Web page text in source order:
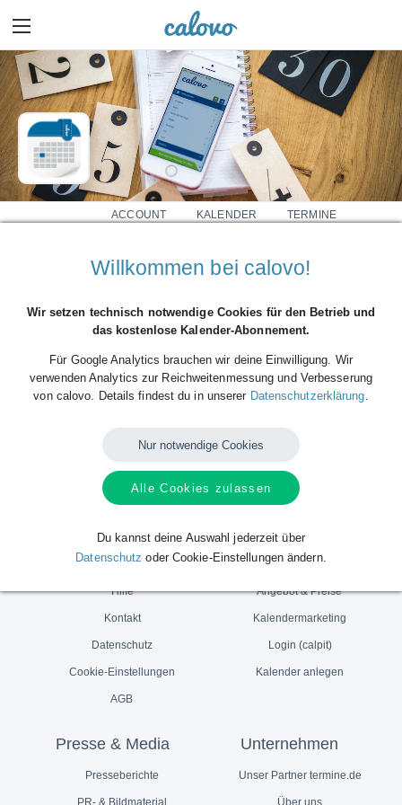
ACCOUNT KALENDER TERMINE
S. Rosenthal
Mehr Details einblenden
Tweet
Weiterleiten
Service
Hilfe
Kontakt
Datenschutz
Cookie-Einstellungen
AGB
Für Anbieter
Angebot & Preise
Kalendermarketing
Login (calpit)
Kalender anlegen
Presse & Media
Presseberichte
PR- & Bildmaterial
Unternehmen
Unser Partner termine.de
Über uns
Willkommen bei calovo!
Wir setzen technisch notwendige Cookies für den Betrieb und
das kostenlose Kalender-Abonnement.
Für Google Analytics brauchen wir deine Einwilligung. Wir
verwenden Analytics zur Reichweitenmessung und Verbesserung
von calovo. Details findest du in unserer Datenschutzerklärung
Nur notwendige Cookies
Alle Cookies zulassen
Du kannst deine Auswahl jederzeit über
Datenschutz oder Cookie-Einstellungen ändern.